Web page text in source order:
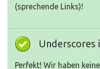
(sprechende Links)!
Underscores
Perfekt! Wir haben